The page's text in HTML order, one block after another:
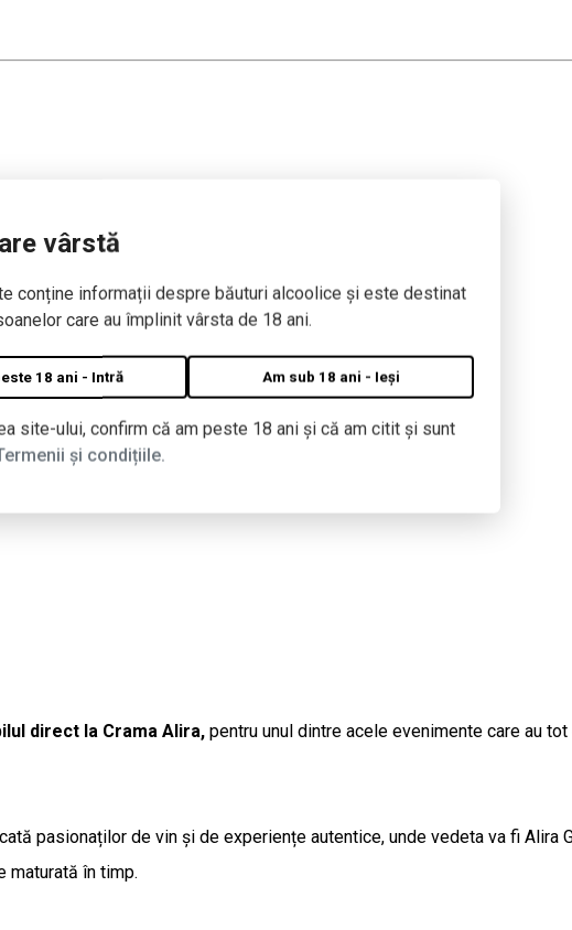
vârstă
conține informații despre băuturi alcoolice și este destinat
care au împlinit vârsta de 18 ani.
18 ani - Intră Am sub 18 ani - Ieși
site-ului, confirm că am peste 18 ani și că am citit și sunt
și condițiile.
direct la Crama Alira, pentru unul dintre acele evenimente care au
pasionaților de vin și de experiențe autentice, unde vedeta va fi Alira
maturată în timp.